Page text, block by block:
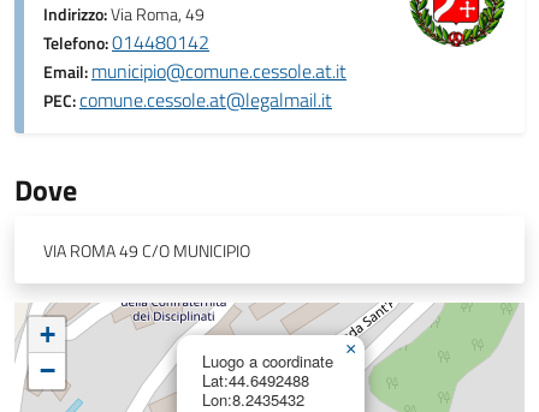
Indirizzo:Via Roma, 49
Telefono:014480142
Email:municipio@comune.cessole.at.it
PEC:comune.cessole.at@legalmail.it
Dove
VIA ROMA 49 C/O MUNICIPIO
Luogo a coordinate
Lat:44.6492488
Lon:8.2435432
×
+
−